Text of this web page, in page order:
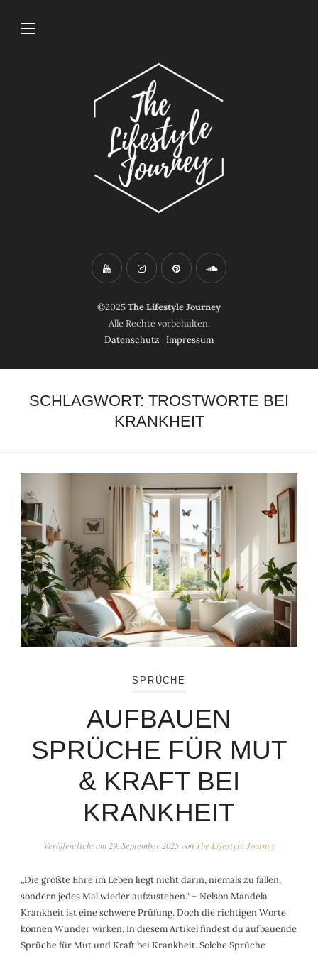
©2025The Lifestyle Journey
Alle Rechte vorbehalten.
Datenschutz | Impressum
SCHLAGWORT: TROSTWORTE BEI
KRANKHEIT
SPRÜCHE
AUFBAUEN
SPRÜCHE FÜR MUT
& KRAFT BEI
KRANKHEIT
Veröffentlicht am 29. September 2025 von The Lifestyle Journey
„Die größte Ehre im Leben liegt nicht darin, niemals zu fallen,
sondern jedes Mal wieder aufzustehen.“ – Nelson Mandela
Krankheit ist eine schwere Prüfung. Doch die richtigen Worte
können Wunder wirken. In diesem Artikel findest du aufbauende
Sprüche für Mut und Kraft bei Krankheit. Solche Sprüche